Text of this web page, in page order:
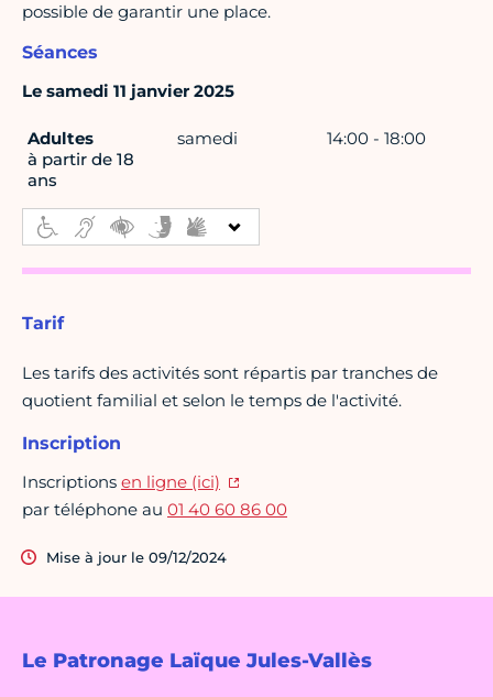
Le Patronage Laïque Jules-Vallès
possible de garantir une place.
Séances
Le samedi 11 janvier 2025
Adultes
à partir de 18
ans
samedi 14:00 - 18:00
Tarif
Les tarifs des activités sont répartis par tranches de
quotient familial et selon le temps de l'activité.
Inscription
Inscriptions en ligne (ici)
par téléphone au 01 40 60 86 00
Mise à jour le 09/12/2024